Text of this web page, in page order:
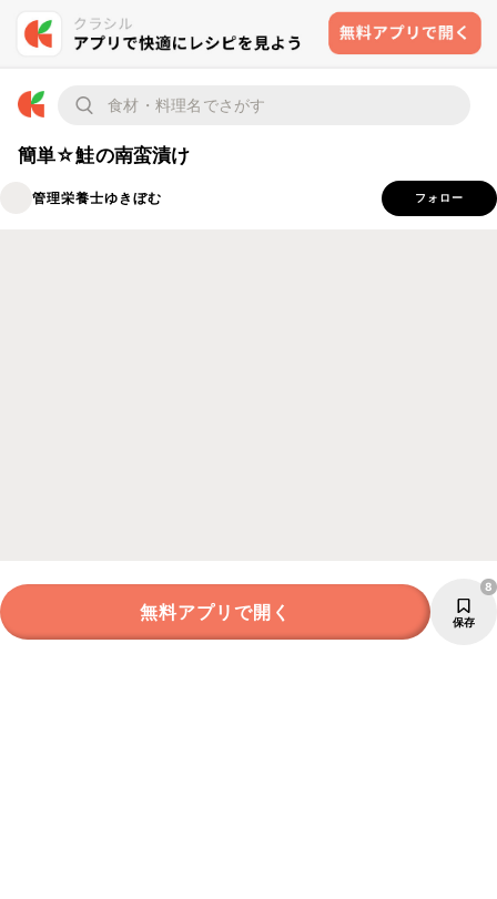
簡単☆鮭の南蛮漬け
管理栄養士ゆきぼむ フォロー
無料アプリで開く 保存
8